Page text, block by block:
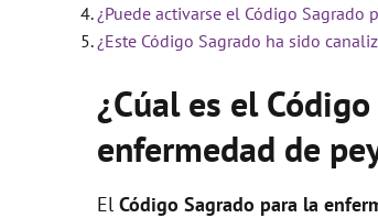
¿Puede activarse el Código Sagrado
¿Este Código Sagrado ha sido
¿Cúal es el
enfermedad de
El Código Sagrado para la